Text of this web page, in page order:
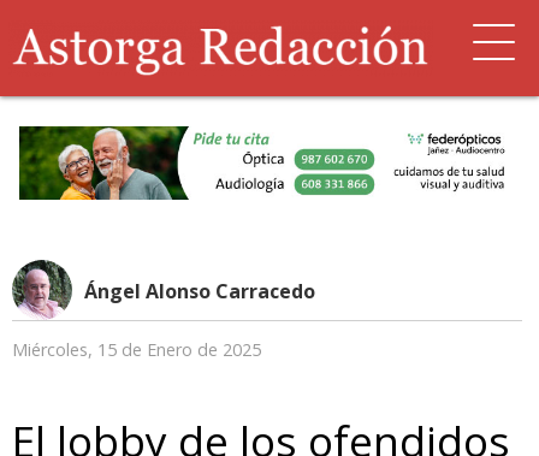
Ángel Alonso Carracedo
Miércoles, 15 de Enero de 2025
El lobby de los ofendidos